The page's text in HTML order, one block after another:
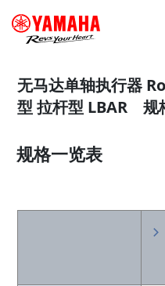
无马达单轴执行器
型 拉杆型 LBAR 规
特点
规格一览表